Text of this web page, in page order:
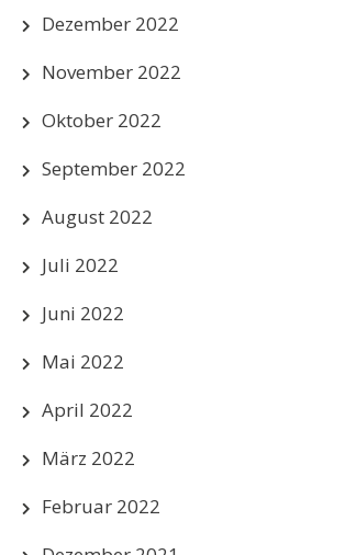
Dezember 2022
November 2022
Oktober 2022
September 2022
August 2022
Juli 2022
Juni 2022
Mai 2022
April 2022
März 2022
Februar 2022